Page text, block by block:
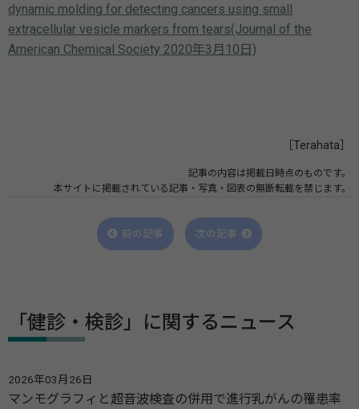
dynamic molding for detecting cancers using small
extracellular vesicle markers from tears(Journal of the
American Chemical Society 2020年3月10日)
［Terahata］
記事の内容は掲載日時点のものです。
本サイトに掲載されている記事・写真・図表の無断転載を禁じます。
前の記事 次の記事
「健診・検診」に関するニュース
2026年03月26日
マンモグラフィと超音波検査の併用で進行乳がんの罹患率